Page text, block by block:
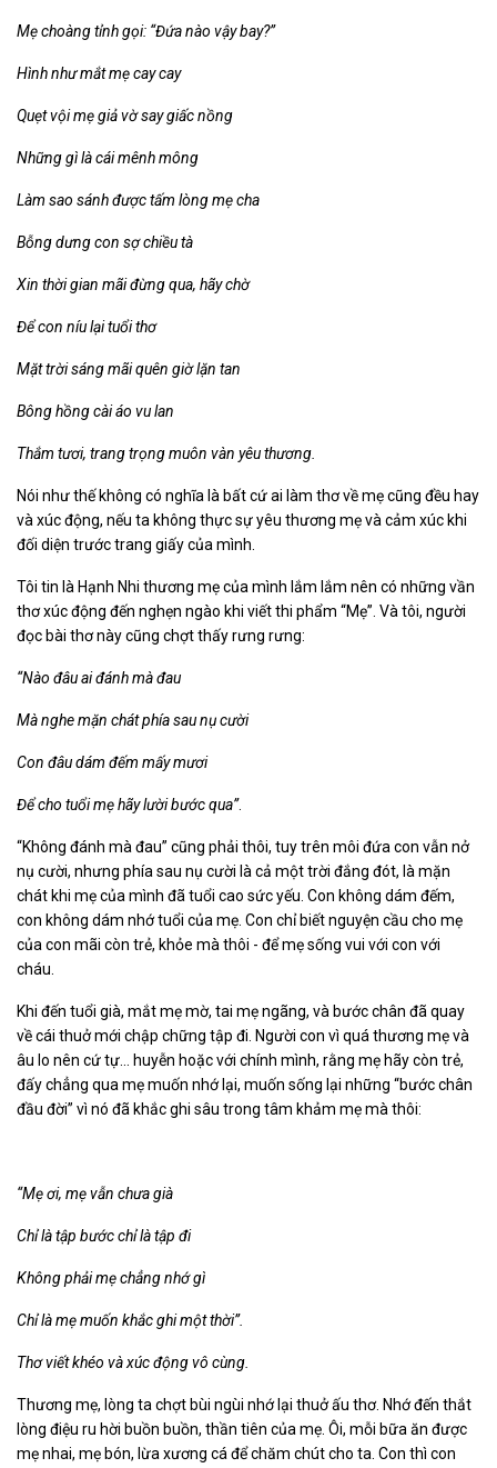
Mẹ choàng tỉnh gọi: “Đứa nào vậy bay?”
Hình như mắt mẹ cay cay
Quẹt vội mẹ giả vờ say giấc nồng
Những gì là cái mênh mông
Làm sao sánh được tấm lòng mẹ cha
Bỗng dưng con sợ chiều tà
Xin thời gian mãi đừng qua, hãy chờ
Để con níu lại tuổi thơ
Mặt trời sáng mãi quên giờ lặn tan
Bông hồng cài áo vu lan
Thắm tươi, trang trọng muôn vàn yêu thương.
Nói như thế không có nghĩa là bất cứ ai làm thơ về mẹ cũng đều hay
và xúc động, nếu ta không thực sự yêu thương mẹ và cảm xúc khi
đối diện trước trang giấy của mình.
Tôi tin là Hạnh Nhi thương mẹ của mình lắm lắm nên có những vần
thơ xúc động đến nghẹn ngào khi viết thi phẩm “Mẹ”. Và tôi, người
đọc bài thơ này cũng chợt thấy rưng rưng:
“Nào đâu ai đánh mà đau
Mà nghe mặn chát phía sau nụ cười
Con đâu dám đếm mấy mươi
Để cho tuổi mẹ hãy lười bước qua”.
“Không đánh mà đau” cũng phải thôi, tuy trên môi đứa con vẫn nở
nụ cười, nhưng phía sau nụ cười là cả một trời đắng đót, là mặn
chát khi mẹ của mình đã tuổi cao sức yếu. Con không dám đếm,
con không dám nhớ tuổi của mẹ. Con chỉ biết nguyện cầu cho mẹ
của con mãi còn trẻ, khỏe mà thôi - để mẹ sống vui với con với
cháu.
Khi đến tuổi già, mắt mẹ mờ, tai mẹ ngãng, và bước chân đã quay
về cái thuở mới chập chững tập đi. Người con vì quá thương mẹ và
âu lo nên cứ tự... huyễn hoặc với chính mình, rằng mẹ hãy còn trẻ,
đấy chẳng qua mẹ muốn nhớ lại, muốn sống lại những “bước chân
đầu đời” vì nó đã khắc ghi sâu trong tâm khảm mẹ mà thôi:
“Mẹ ơi, mẹ vẫn chưa già
Chỉ là tập bước chỉ là tập đi
Không phải mẹ chẳng nhớ gì
Chỉ là mẹ muốn khắc ghi một thời”.
Thơ viết khéo và xúc động vô cùng.
Thương mẹ, lòng ta chợt bùi ngùi nhớ lại thuở ấu thơ. Nhớ đến thắt
lòng điệu ru hời buồn buồn, thần tiên của mẹ. Ôi, mỗi bữa ăn được
mẹ nhai, mẹ bón, lừa xương cá để chăm chút cho ta. Con thì con